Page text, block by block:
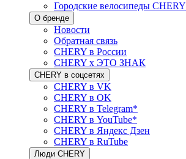
Городские велосипеды CHERY
О бренде
Новости
Обратная связь
CHERY в России
CHERY x ЭТО ЗНАК
CHERY в соцсетях
CHERY в VK
CHERY в OK
CHERY в Telegram*
CHERY в YouTube*
CHERY в Яндекс Дзен
CHERY в RuTube
Люди CHERY